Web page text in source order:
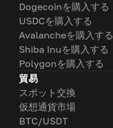
Dogecoinを購入する
USDCを購入する
Avalancheを購入する
Shiba Inuを購入する
Polygonを購入する
貿易
スポット交換
仮想通貨市場
BTC/USDT